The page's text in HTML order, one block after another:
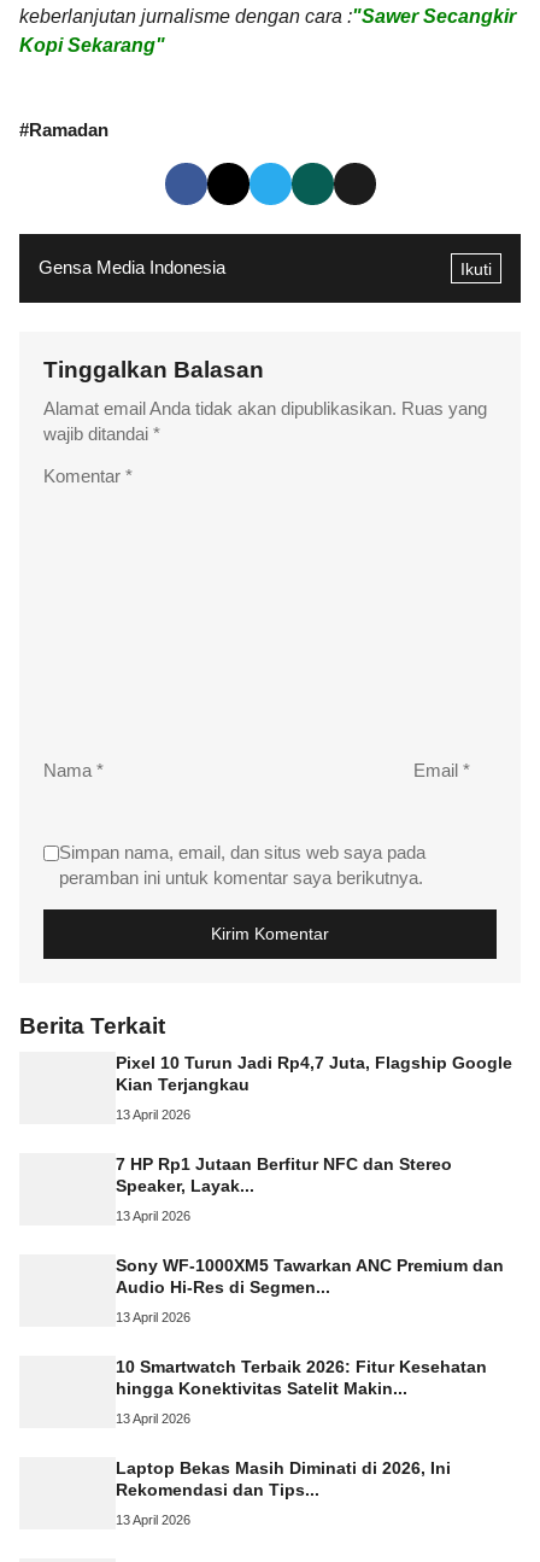
keberlanjutan jurnalisme dengan cara :"Sawer Secangkir
Kopi Sekarang"
#Ramadan
Gensa Media Indonesia Ikuti
Tinggalkan Balasan
Alamat email Anda tidak akan dipublikasikan. Ruas yang
wajib ditandai *
Komentar *
Nama * Email *
Simpan nama, email, dan situs web saya pada
peramban ini untuk komentar saya berikutnya.
Berita Terkait
Pixel 10 Turun Jadi Rp4,7 Juta, Flagship Google
Kian Terjangkau
13 April 2026
7 HP Rp1 Jutaan Berfitur NFC dan Stereo
Speaker, Layak...
13 April 2026
Sony WF-1000XM5 Tawarkan ANC Premium dan
Audio Hi-Res di Segmen...
13 April 2026
10 Smartwatch Terbaik 2026: Fitur Kesehatan
hingga Konektivitas Satelit Makin...
13 April 2026
Laptop Bekas Masih Diminati di 2026, Ini
Rekomendasi dan Tips...
13 April 2026